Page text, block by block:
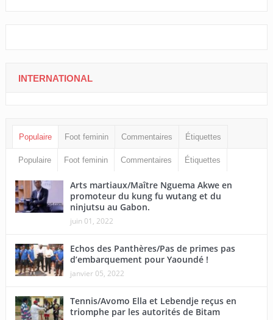
INTERNATIONAL
Populaire Foot feminin Commentaires Étiquettes
Populaire Foot feminin Commentaires Étiquettes
Arts martiaux/Maître Nguema Akwe en
promoteur du kung fu wutang et du
ninjutsu au Gabon.
juin 01, 2022
Echos des Panthères/Pas de primes pas
d’embarquement pour Yaoundé !
janvier 05, 2022
Tennis/Avomo Ella et Lebendje reçus en
triomphe par les autorités de Bitam